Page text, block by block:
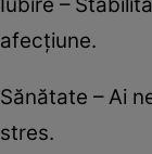
Iubire –
afecțiune.
Sănătate – Ai
stres.